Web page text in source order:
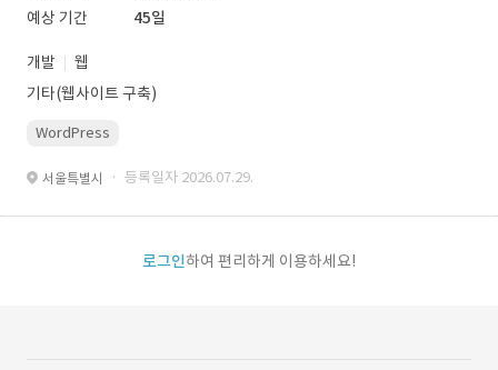
예상 기간
45일
개발
웹
기타(웹사이트 구축)
WordPress
서울특별시 · 등록일자 2026.07.29.
로그인하여 편리하게 이용하세요!